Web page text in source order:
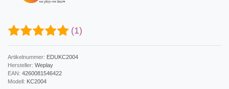
(1)
Artikelnummer: EDUKC2004
Hersteller: Weplay
EAN: 4260081546422
Modell: KC2004